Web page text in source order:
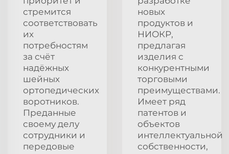
стремится
соответствовать
их
потребностям
за счёт
надёжных
шейных
ортопедических
воротников.
Преданные
своему делу
сотрудники и
передовые
новых
продуктов и
НИОКР,
предлагая
изделия с
конкурентными
торговыми
преимуществами.
Имеет ряд
патентов и
объектов
интеллектуальной
собственности,